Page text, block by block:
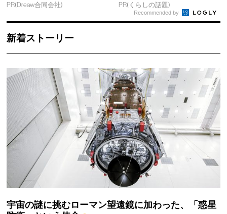
PR(Dreaw合同会社) PR(くらしの話題)
Recommended by
新着ストーリー
宇宙の謎に挑むローマン望遠鏡に加わった、「惑星